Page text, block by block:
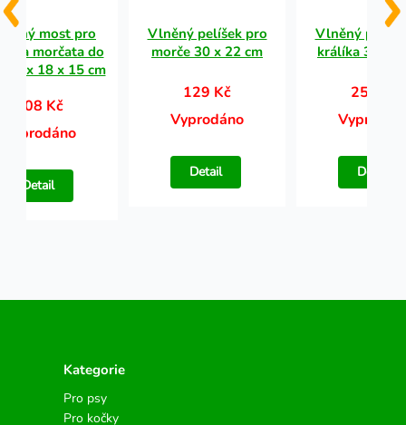
most pro
a morčata do
63 x 18 x 15 cm
208 Kč
Vyprodáno
Detail
Vlněný pelíšek pro
morče 30 x 22 cm
129 Kč
Vyprodáno
Detail
Vlněný
králíka 35 x
255 Kč
Detail
Kategorie
Pro psy
Pro kočky